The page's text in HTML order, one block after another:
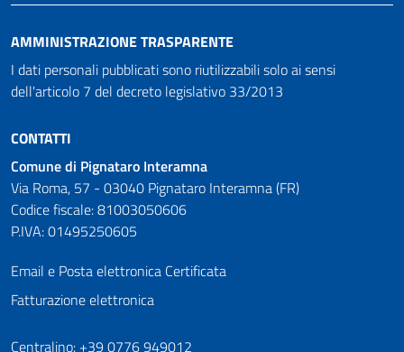
AMMINISTRAZIONE TRASPARENTE
I dati personali pubblicati sono riutilizzabili solo ai sensi
dell'articolo 7 del decreto legislativo 33/2013
CONTATTI
Comune di Pignataro Interamna
Via Roma, 57 - 03040 Pignataro Interamna (FR)
Codice fiscale: 81003050606
P.IVA: 01495250605
Email e Posta elettronica Certificata
Fatturazione elettronica
Numeri utili
Centralino: +39 0776 949012